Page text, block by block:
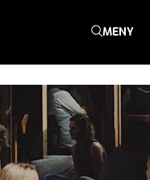
MENY